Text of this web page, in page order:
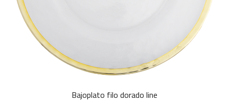
Bajoplato filo dorado line